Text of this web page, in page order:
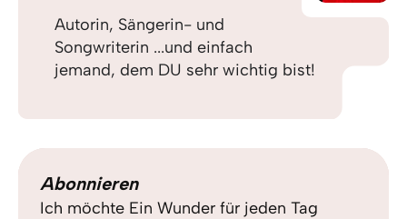
Autorin, Sängerin- und
Songwriterin ...und einfach
jemand, dem DU sehr wichtig bist!
Abonnieren
Ich möchte Ein Wunder für jeden Tag